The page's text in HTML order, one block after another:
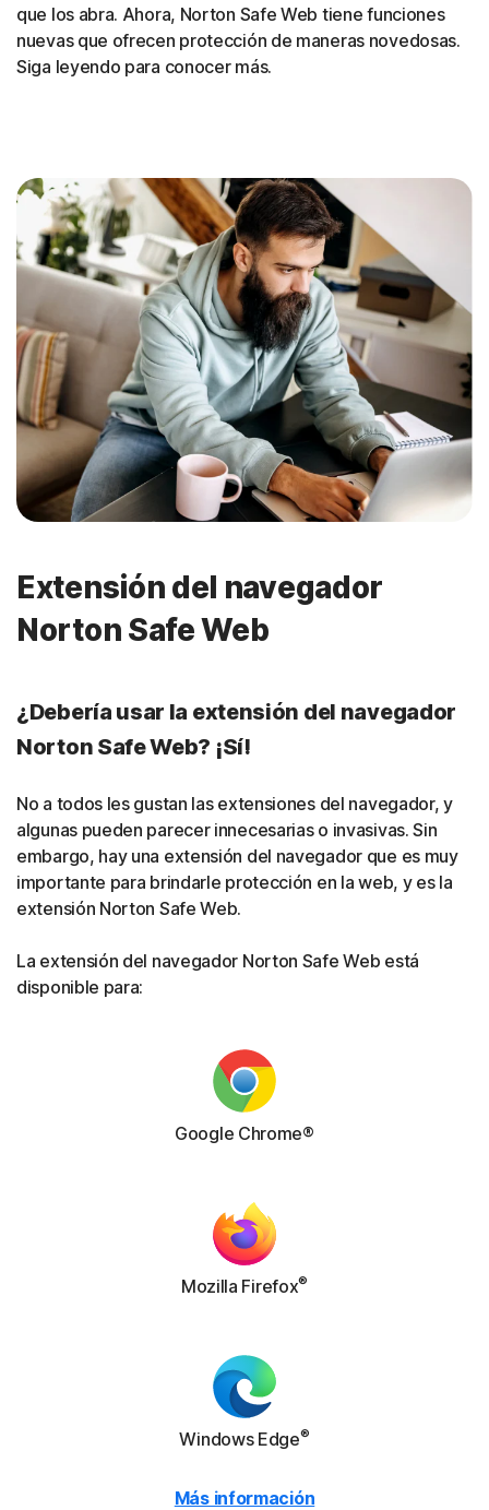
que los abra. Ahora, Norton Safe Web tiene funciones
nuevas que ofrecen protección de maneras novedosas.
Siga leyendo para conocer más.
Extensión del navegador
Norton Safe Web
¿Debería usar la extensión del navegador
Norton Safe Web? ¡Sí!
No a todos les gustan las extensiones del navegador, y
algunas pueden parecer innecesarias o invasivas. Sin
embargo, hay una extensión del navegador que es muy
importante para brindarle protección en la web, y es la
extensión Norton Safe Web.
La extensión del navegador Norton Safe Web está
disponible para:
Google Chrome®
Mozilla Firefox®
Windows Edge®
Más información